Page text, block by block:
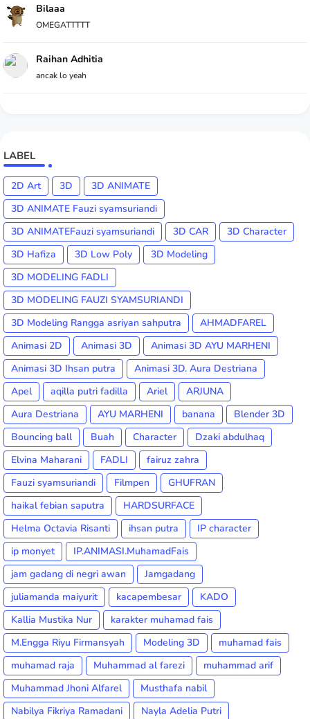
Bilaaa
OMEGATTTTT
Raihan Adhitia
ancak lo yeah
LABEL
2D Art 3D
3D ANIMATE
3D ANIMATE Fauzi syamsuriandi
3D ANIMATEFauzi syamsuriandi
3D CAR
3D Character
3D Hafiza
3D Low Poly
3D Modeling
3D MODELING FADLI
3D MODELING FAUZI SYAMSURIANDI
3D Modeling Rangga asriyan sahputra
AHMADFAREL
Animasi 2D
Animasi 3D
Animasi 3D AYU MARHENI
Animasi 3D Ihsan putra
Animasi 3D. Aura Destriana
Apel
aqilla putri fadilla Ariel
ARJUNA
Aura Destriana
AYU MARHENI banana
Blender 3D
Bouncing ball
Buah Character
Dzaki abdulhaq
Elvina Maharani
FADLI
fairuz zahra
Fauzi syamsuriandi
Filmpen
GHUFRAN
haikal febian saputra
HARDSURFACE
Helma Octavia Risanti
ihsan putra
IP character
ip monyet
IP.ANIMASI.MuhamadFais
jam gadang di negri awan
Jamgadang
juliamanda maiyurit
kacapembesar
KADO
Kallia Mustika Nur
karakter muhamad fais
M.Engga Riyu Firmansyah
Modeling 3D
muhamad fais
muhamad raja
Muhammad al farezi
muhammad arif
Muhammad Jhoni Alfarel
Musthafa nabil
Nabilya Fikriya Ramadani
Nayla Adelia Putri